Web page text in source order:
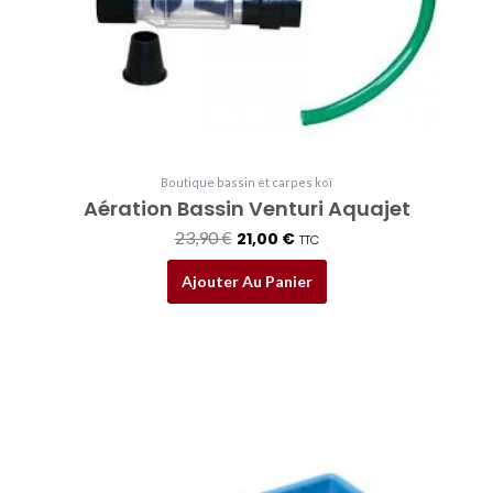
Boutique bassin et carpes koï
Aération Bassin Venturi Aquajet
23,90€
23,90 €.
21,00 €
21,00 €.
TTC
Ajouter Au Panier
32,00 €
plusieurs